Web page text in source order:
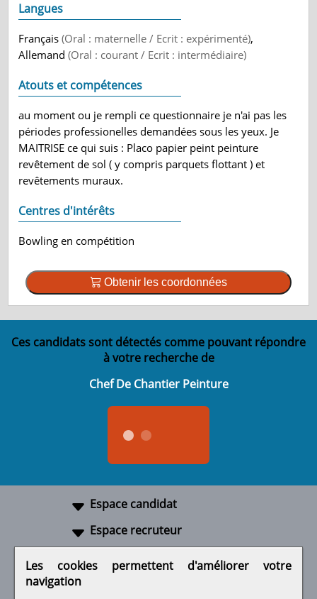
Langues
Français(Oral : maternelle / Ecrit : expérimenté),
Allemand(Oral : courant / Ecrit : intermédiaire)
Atouts et compétences
au moment ou je rempli ce questionnaire je n'ai pas les
périodes professionelles demandées sous les yeux. Je
MAITRISE ce qui suis : Placo papier peint peinture
revêtement de sol ( y compris parquets flottant ) et
revêtements muraux.
Centres d'intérêts
Bowling en compétition
Obtenir les coordonnées
Ces candidats sont détectés comme pouvant répondre
à votre recherche de
Chef De Chantier Peinture
Espace candidat
Espace recruteur
Les cookies permettent d'améliorer votre
navigation